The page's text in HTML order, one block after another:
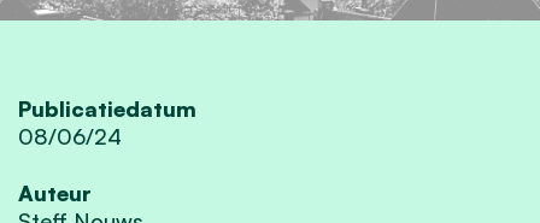
Publicatiedatum
08/06/24
Auteur